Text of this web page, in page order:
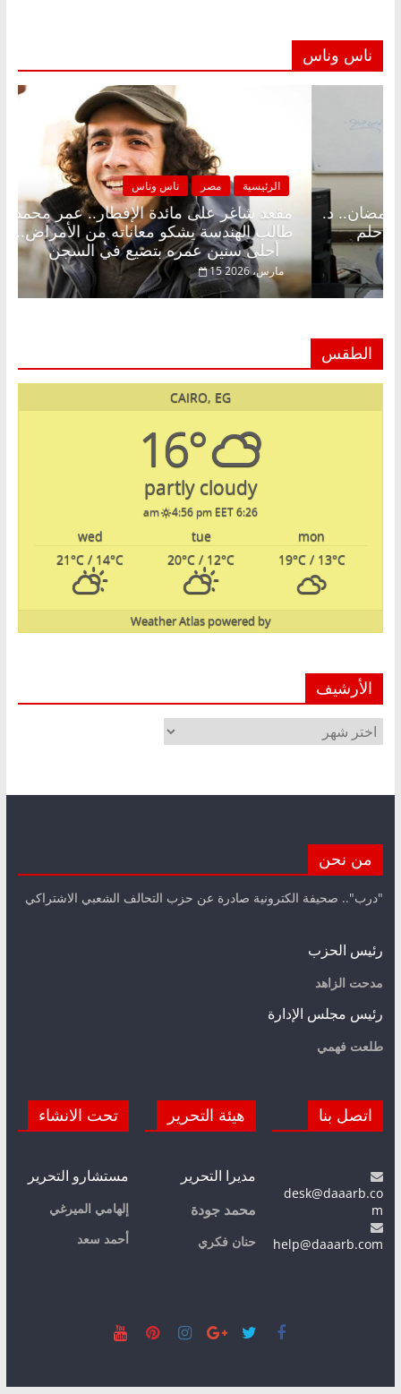
ناس وناس
مقعد
طالب
أحلى سنين عمره بتضيع في السجن
15 مارس، 2026
ناس وناس
على الإفطار وبلكونة بلا زينة رمضان.. د.
فاروق خبير اقتصادي في انتظار حلم
الطقس
CAIRO, EG
16°
partly cloudy
6:26 am
4:56 pm EET
mon
tue
wed
19°C/ 13°C
20°C / 12°C
21°C / 14°C
powered by
Weather Atlas
الأرشيف
الأرشيف
من نحن
"درب".. صحيفة الكترونية صادرة عن حزب التحالف الشعبي الاشتراكي
رئيس الحزب
مدحت الزاهد
رئيس مجلس الإدارة
طلعت فهمي
اتصل بنا
desk@daaarb.co
m
help@daaarb.com
هيئة التحرير
مديرا التحرير
محمد جودة
حنان فكري
تحت الانشاء
مستشارو التحرير
إلهامي الميرغي
أحمد سعد